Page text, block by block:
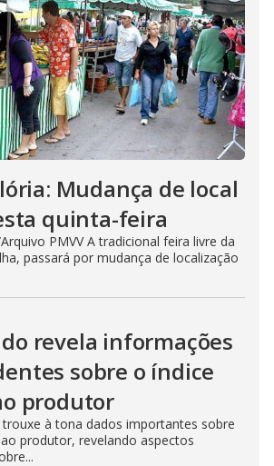
Mudança de local
quinta-feira
PMVV A tradicional feira livre da
passará por mudança de localização
revela informações
sobre o índice
produtor
à tona dados importantes sobre
produtor, revelando aspectos